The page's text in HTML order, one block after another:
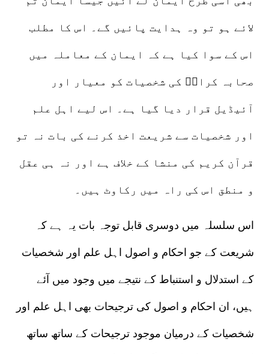
لائے ہو تو وہ ہدایت پائیں گے۔ اس کا مطلب
اس کے سوا کیا ہے کہ ایمان کے معاملہ میں
صحابہ کرامؓ کی شخصیات کو معیار اور
آئیڈیل قرار دیا گیا ہے۔ اس لیے اہل علم
اور شخصیات سے شریعت اخذ کرنے کی بات نہ تو
قرآن کریم کی منشا کے خلاف ہے اور نہ ہی عقل
و منطق اس کی راہ میں رکاوٹ ہیں۔
اس سلسلہ میں دوسری قابل توجہ بات یہ ہے کہ
شریعت کے جو احکام و اصول اہل علم اور شخصیات
کے استدلال و استنباط کے نتیجے میں وجود میں آئے
ہیں، ان احکام و اصول کی ترجیحات بھی اہل علم اور
شخصیات کے درمیان موجود ترجیحات کے ساتھ ساتھ